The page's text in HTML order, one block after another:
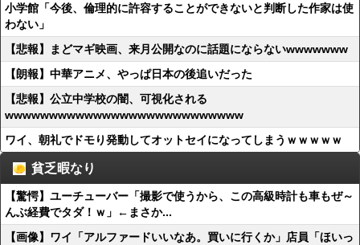
小学館「今後、倫理的に許容することができないと判断した作家は使
わない」
【悲報】まどマギ映画、来月公開なのに話題にならないwwwwwww
【朗報】中華アニメ、やっぱ日本の後追いだった
【悲報】公立中学校の闇、可視化される
wwwwwwwwwwwwwwwwwwwwwwwwwww
ワイ、朝礼でドモり発動してオットセイになってしまうｗｗｗｗｗ
貧乏暇なり
【驚愕】ユーチューバー「撮影で使うから、この高級時計も車もぜ～
んぶ経費でタダ！ｗ」←まさか...
【画像】ワイ「アルファードいいなあ。買いに行くか」店員「ほいっ